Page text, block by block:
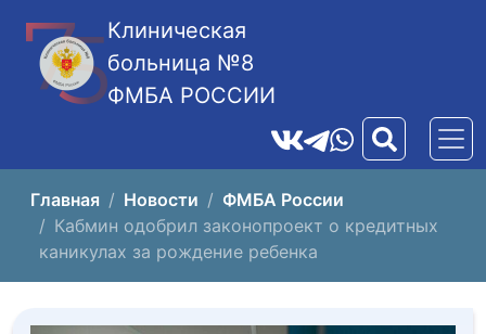
Клиническая
больница №8
ФМБА РОССИИ
Главная Новости
ФМБА России
Кабмин одобрил законопроект о кредитных
каникулах за рождение ребенка